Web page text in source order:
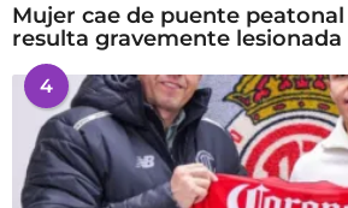
Mujer cae de puente
resulta gravemente lesionada
4